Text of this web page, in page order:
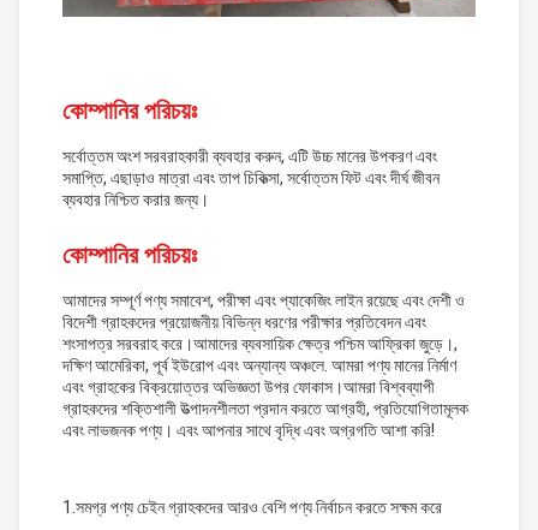
কোম্পানির পরিচয়ঃ
সর্বোত্তম অংশ সরবরাহকারী ব্যবহার করুন, এটি উচ্চ মানের উপকরণ এবং
সমাপ্তি, এছাড়াও মাত্রা এবং তাপ চিকিত্সা, সর্বোত্তম ফিট এবং দীর্ঘ জীবন
ব্যবহার নিশ্চিত করার জন্য।
কোম্পানির পরিচয়ঃ
আমাদের সম্পূর্ণ পণ্য সমাবেশ, পরীক্ষা এবং প্যাকেজিং লাইন রয়েছে এবং দেশী ও
বিদেশী গ্রাহকদের প্রয়োজনীয় বিভিন্ন ধরণের পরীক্ষার প্রতিবেদন এবং
শংসাপত্র সরবরাহ করে।আমাদের ব্যবসায়িক ক্ষেত্র পশ্চিম আফ্রিকা জুড়ে।,
দক্ষিণ আমেরিকা, পূর্ব ইউরোপ এবং অন্যান্য অঞ্চলে. আমরা পণ্য মানের নির্মাণ
এবং গ্রাহকের বিক্রয়োত্তর অভিজ্ঞতা উপর ফোকাস।আমরা বিশ্বব্যাপী
গ্রাহকদের শক্তিশালী উত্পাদনশীলতা প্রদান করতে আগ্রহী, প্রতিযোগিতামূলক
এবং লাভজনক পণ্য। এবং আপনার সাথে বৃদ্ধি এবং অগ্রগতি আশা করি!
1.সমগ্র পণ্য চেইন গ্রাহকদের আরও বেশি পণ্য নির্বাচন করতে সক্ষম করে